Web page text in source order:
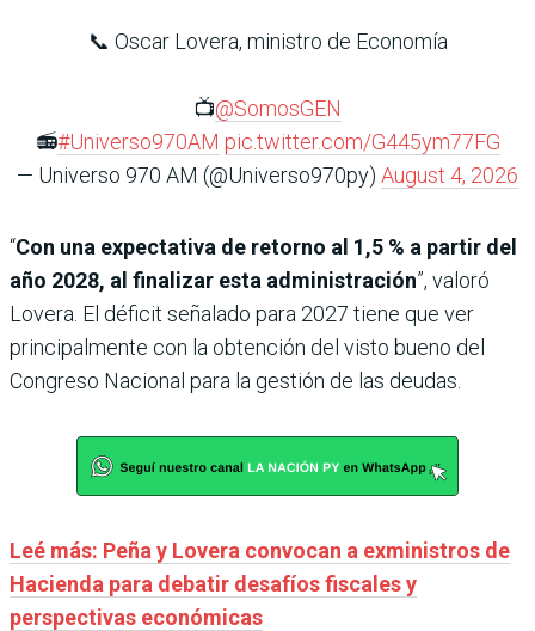
📞 Oscar Lovera, ministro de Economía
📺@SomosGEN
📻#Universo970AM pic.twitter.com/G445ym77FG
— Universo 970 AM (@Universo970py) August 4, 2026
“Con una expectativa de retorno al 1,5 % a partir del
año 2028, al finalizar esta administración”, valoró
Lovera. El déficit señalado para 2027 tiene que ver
principalmente con la obtención del visto bueno del
Congreso Nacional para la gestión de las deudas.
Leé más: Peña y Lovera convocan a exministros de
Hacienda para debatir desafíos fiscales y
perspectivas económicas